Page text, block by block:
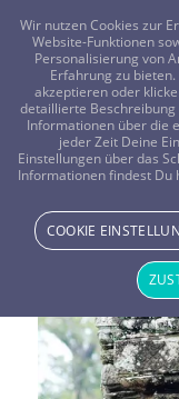
FRAGEN?
Wir nutzen Cookies zur
Website-Funktionen
Personalisierung von
Erfahrung zu bieten.
akzeptieren oder
detaillierte
Informationen über die
jeder Zeit Deine
Einstellungen über das
Informationen findest Du
COOKIE